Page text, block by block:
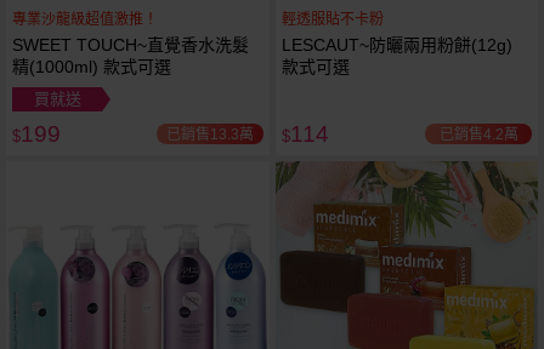
專業沙龍級超值激推！
SWEET TOUCH~直覺香水洗髮
精(1000ml) 款式可選
買就送
$199 已銷售13.3萬
輕透服貼不卡粉
LESCAUT~防曬兩用粉餅(12g)
款式可選
$114 已銷售4.2萬